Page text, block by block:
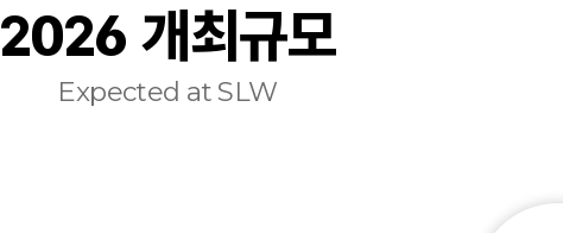
2026 개최규모
Expected at SLW